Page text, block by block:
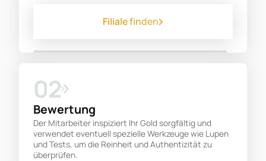
Filiale finden
02
Bewertung
Der Mitarbeiter inspiziert Ihr Gold sorgfältig und
verwendet eventuell spezielle Werkzeuge wie Lupen
und Tests, um die Reinheit und Authentizität zu
überprüfen.